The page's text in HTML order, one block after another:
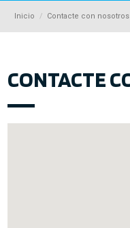
Inicio Contacte con nosotros
CONTACTE